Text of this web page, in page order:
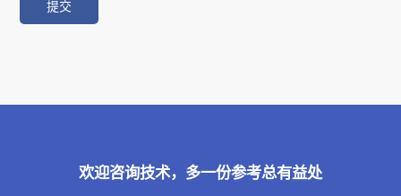
欢迎咨询技术，多一份参考总有益处